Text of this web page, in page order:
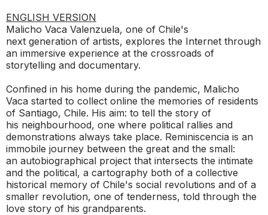
ENGLISH VERSION
Malicho Vaca Valenzuela, one of Chile's
next generation of artists, explores the Internet through
an immersive experience at the crossroads of
storytelling and documentary.
Confined in his home during the pandemic, Malicho
Vaca started to collect online the memories of residents
of Santiago, Chile. His aim: to tell the story of
his neighbourhood, one where political rallies and
demonstrations always take place. Reminiscencia is an
immobile journey between the great and the small:
an autobiographical project that intersects the intimate
and the political, a cartography both of a collective
historical memory of Chile's social revolutions and of a
smaller revolution, one of tenderness, told through the
love story of his grandparents.